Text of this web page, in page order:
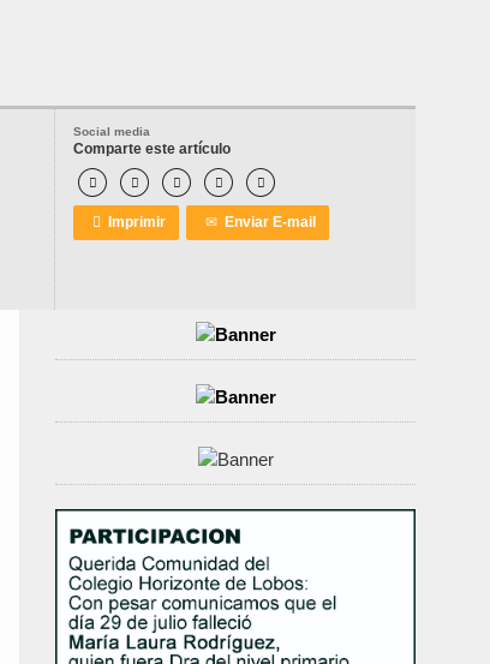
Social media
Comparte este artículo
    
 Imprimir ✉ Enviar E-mail